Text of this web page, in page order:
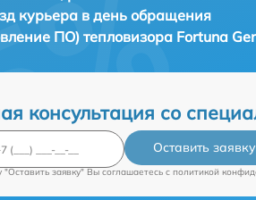
курьера в день обращения
ПО) тепловизора Fortuna
консультация со
Оставить заявку
заявку" Вы соглашаетесь c политикой